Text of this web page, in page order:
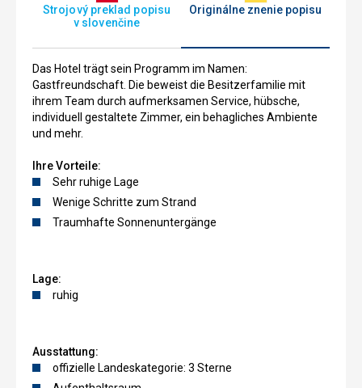
Strojový preklad popisu
v slovenčine
Originálne znenie popisu
Das Hotel trägt sein Programm im Namen:
Gastfreundschaft. Die beweist die Besitzerfamilie mit
ihrem Team durch aufmerksamen Service, hübsche,
individuell gestaltete Zimmer, ein behagliches Ambiente
und mehr.
Ihre Vorteile:
Sehr ruhige Lage
Wenige Schritte zum Strand
Traumhafte Sonnenuntergänge
Lage:
ruhig
Ausstattung:
offizielle Landeskategorie: 3 Sterne